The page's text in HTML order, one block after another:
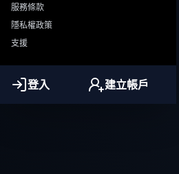
服務條款
隱私權政策
支援
登入 建立帳戶